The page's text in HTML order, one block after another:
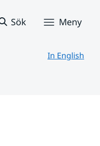
Sök Meny
In English